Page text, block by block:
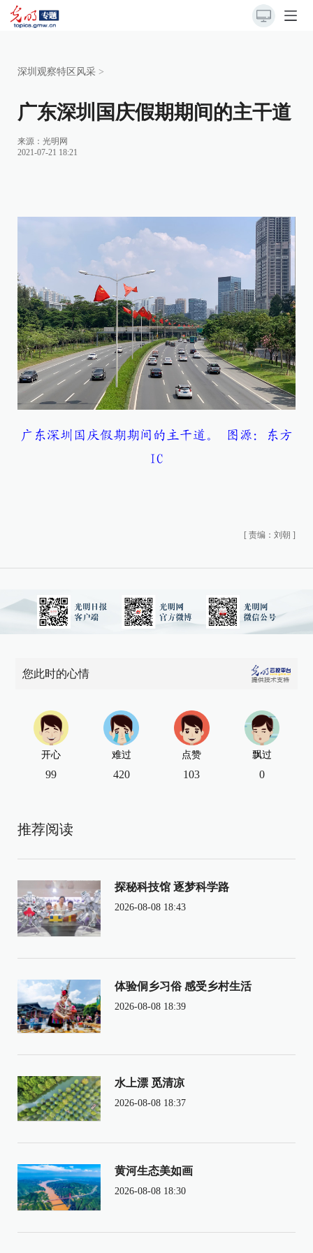
深圳观察特区风采 >
广东深圳国庆假期期间的主干道
来源： 光明网
2021-07-21 18:21
广东深圳国庆假期期间的主干道。 图源：东方
IC
[ 责编：刘朝 ]
您此时的心情
开心
99
难过
420
点赞
103
飘过
0
推荐阅读
探秘科技馆 逐梦科学路
2026-08-08 18:43
体验侗乡习俗 感受乡村生活
2026-08-08 18:39
水上漂 觅清凉
2026-08-08 18:37
黄河生态美如画
2026-08-08 18:30